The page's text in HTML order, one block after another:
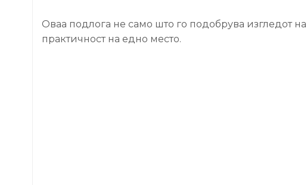
Оваа подлога не само што го подобрува изгледот
практичност на едно место.